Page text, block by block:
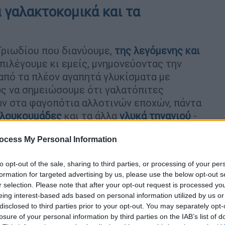
My Personal Information
opt-out of the sale, sharing to third parties, or processing of your
for targeted advertising by us, please use the below opt-out
selection. Please note that after your opt-out request is processed
interest-based ads based on personal information utilized by us
to third parties prior to your opt-out. You may separately
of your personal information by third parties on the IAB’s list of
και τα
που διανύουμε, της λεγόμενης και
κι εμείς, μνημονεύοντας την
τα πλέον αγαπητά γλυκίσματα με
να σημειώσουμε ότι γαλατόπιτες
στα φαγοπότια αλλοτινών εποχών, πάντα
λουκουμάδες και τα άλλα γλυκά τηγανιού -
ένας συνδυασμός από γάλα
βουτύρουκαι συχνά κάποιου
ήμαστίχα. Κάποιες φορές τομανούρι,η
αναλάμβαναν να πλουτίσουν περαιτέρω